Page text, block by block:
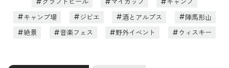
キャンプ場
ジビエ 酒とアルプス
陣馬形山
絶景
音楽フェス 野外イベント ウィスキー